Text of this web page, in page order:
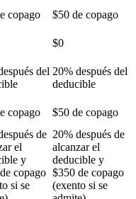
copago
$50 de copago
$0
del 20% después del
deducible
copago $50 de copago
de
el
y
copago
si se
20% después de
alcanzar el
deducible y
$350 de copago
(exento si se